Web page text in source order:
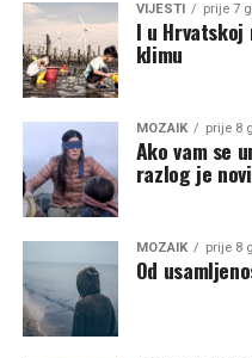
VIJESTI prije 7
I u Hrvatskoj
klimu
MOZAIK prije 8
Ako vam se
razlog je
MOZAIK prije 8
Od